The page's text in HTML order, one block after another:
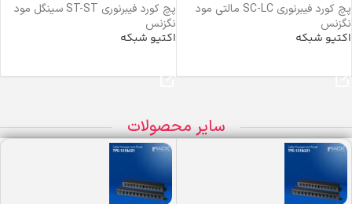
پچ کورد فیبرنوری SC-LC مالتی مود
نگزنس
اکتیو شبکه
پچ کورد فیبرنوری ST-ST سینگل مود
نگزنس
اکتیو شبکه
سایر محصولات